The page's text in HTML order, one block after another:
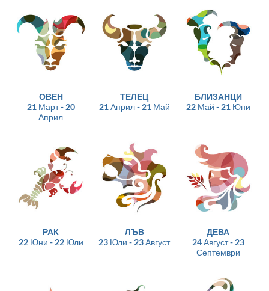
ОВЕН
21 Март - 20
Април
ТЕЛЕЦ
21 Април - 21 Май
БЛИЗАНЦИ
22 Май - 21 Юни
РАК
22 Юни - 22 Юли
ЛЪВ
23 Юли - 23 Август
ДЕВА
24 Август - 23
Септември